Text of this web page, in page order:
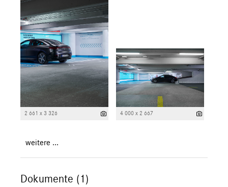
2 661 x 3 326 4 000 x 2 667
weitere ...
Dokumente (1)